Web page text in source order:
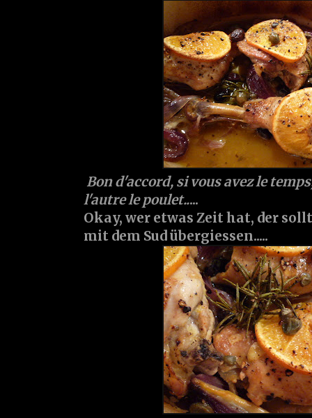
Bon d'accord, si vous avez le
l'autre le poulet.....
Okay, wer etwas Zeit hat, der
mit dem Sud übergiessen.....